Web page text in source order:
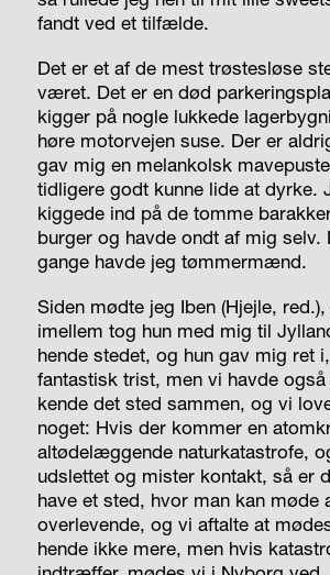
fandt ved et tilfælde.
Det er et af de mest trøstesløse
været. Det er en død
kigger på nogle lukkede
høre motorvejen suse. Der er
gav mig en melankolsk
tidligere godt kunne lide at dyrke.
kiggede ind på de tomme
burger og havde ondt af mig selv.
gange havde jeg tømmermænd.
Siden mødte jeg Iben (Hjejle, red.),
imellem tog hun med mig til
hende stedet, og hun gav mig ret
fantastisk trist, men vi havde
kende det sted sammen, og vi
noget: Hvis der kommer en
altødelæggende naturkatastrofe,
udslettet og mister kontakt, så er
have et sted, hvor man kan møde
overlevende, og vi aftalte at
hende ikke mere, men hvis